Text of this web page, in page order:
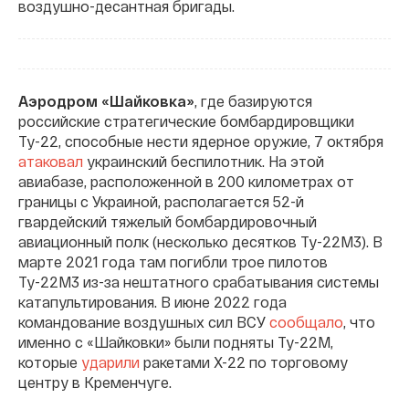
воздушно-десантная бригады.
Аэродром «Шайковка» , где базируются
российские стратегические бомбардировщики
Ту-22, способные нести ядерное оружие, 7 октября
атаковал украинский беспилотник. На этой
авиабазе, расположенной в 200 километрах от
границы с Украиной, располагается 52-й
гвардейский тяжелый бомбардировочный
авиационный полк (несколько десятков Ту-22М3). В
марте 2021 года там погибли трое пилотов
Ту-22М3 из-за нештатного срабатывания системы
катапультирования. В июне 2022 года
командование воздушных сил ВСУ сообщало , что
именно с «Шайковки» были подняты Ту-22М,
которые ударили ракетами Х-22 по торговому
центру в Кременчуге.